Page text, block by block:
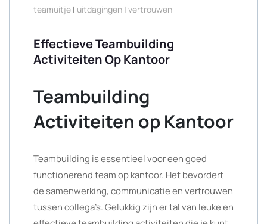
teamuitje | uitdagingen | vertrouwen
Effectieve Teambuilding
Activiteiten Op Kantoor
Teambuilding
Activiteiten op Kantoor
Teambuilding is essentieel voor een goed
functionerend team op kantoor. Het bevordert
de samenwerking, communicatie en vertrouwen
tussen collega’s. Gelukkig zijn er tal van leuke en